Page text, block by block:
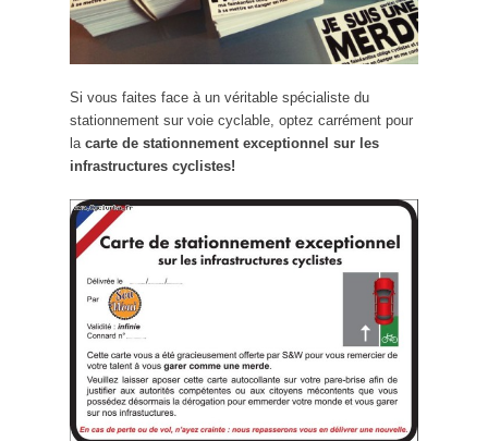
Si vous faites face à un véritable spécialiste du
stationnement sur voie cyclable, optez carrément pour
la carte de stationnement exceptionnel sur les
infrastructures cyclistes!